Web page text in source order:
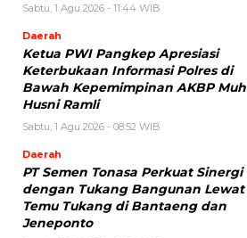
Sabtu, 1 Agu 2026 - 11:44 WIB
Daerah
Ketua PWI Pangkep Apresiasi
Keterbukaan Informasi Polres di
Bawah Kepemimpinan AKBP Muh
Husni Ramli
Sabtu, 1 Agu 2026 - 08:52 WIB
Daerah
PT Semen Tonasa Perkuat Sinergi
dengan Tukang Bangunan Lewat
Temu Tukang di Bantaeng dan
Jeneponto